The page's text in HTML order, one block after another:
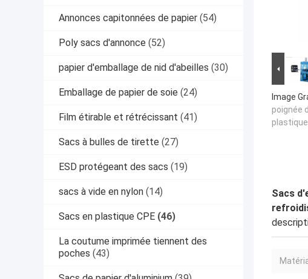
Annonces capitonnées de papier (54)
Poly sacs d'annonce (52)
papier d'emballage de nid d'abeilles (30)
Emballage de papier de soie (24)
Film étirable et rétrécissant (41)
Sacs à bulles de tirette (27)
ESD protégeant des sacs (19)
sacs à vide en nylon (14)
Sacs en plastique CPE (46)
La coutume imprimée tiennent des
poches (43)
Image
poignée
Sacs